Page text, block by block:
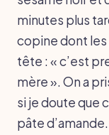
minutes plus
copine dont les
tête : « c’est
mère ». On a
si je doute que
pâte d’amande.